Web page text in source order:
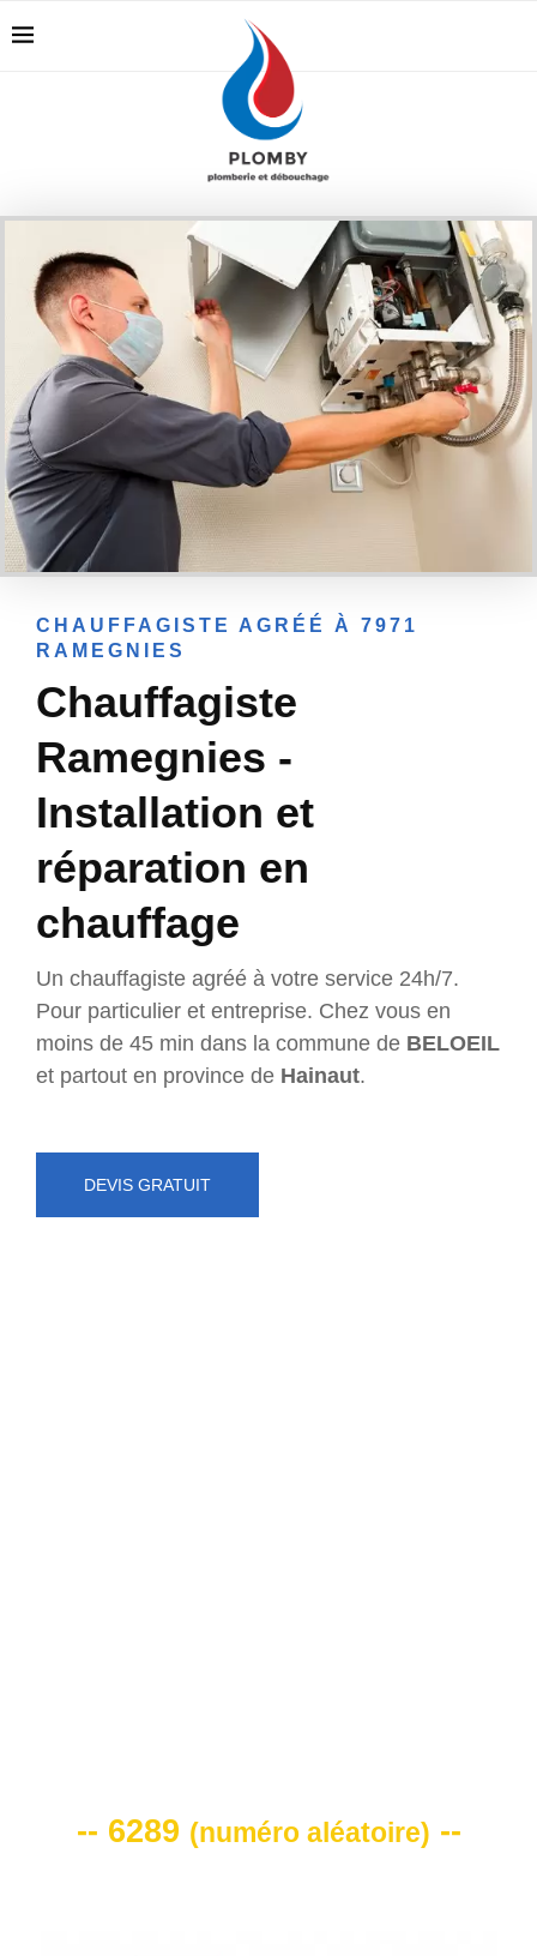
CHAUFFAGISTE AGRÉÉ À 7971
RAMEGNIES
Chauffagiste
Ramegnies -
Installation et
réparation en
chauffage
Un chauffagiste agréé à votre service 24h/7.
Pour particulier et entreprise. Chez vous en
moins de 45 min dans la commune de BELOEIL
et partout en province de Hainaut.
DEVIS GRATUIT
-- 6289 (numéro aléatoire) --